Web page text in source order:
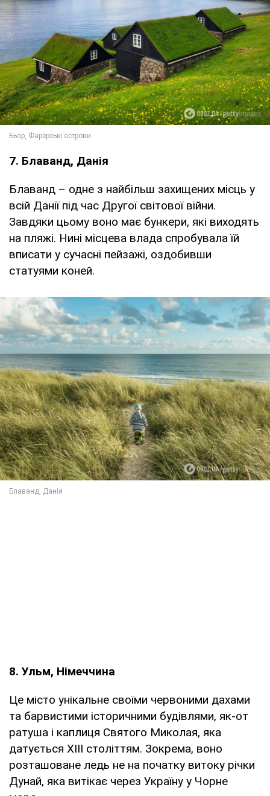
7. Блаванд, Данія
Блаванд – одне з найбільш захищених місць у
всій Данії під час Другої світової війни.
Завдяки цьому воно має бункери, які виходять
на пляжі. Нині місцева влада спробувала їй
вписати у сучасні пейзажі, оздобивши
статуями коней.
8. Ульм, Німеччина
Це місто унікальне своїми червоними дахами
та барвистими історичними будівлями, як-от
ратуша і каплиця Святого Миколая, яка
датується XIII століттям. Зокрема, воно
розташоване ледь не на початку витоку річки
Дунай, яка витікає через Україну у Чорне